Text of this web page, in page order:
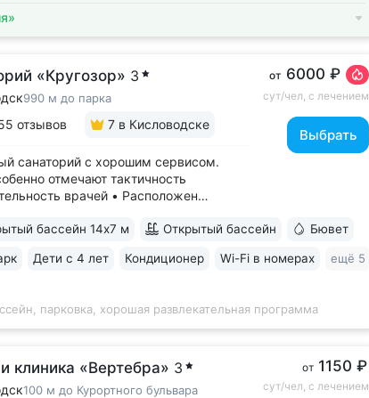
«Кругозор» 3
990 м до парка
отзывов 7 в Кисловодске
санаторий с хорошим сервисом.
отмечают тактичность
врачей • Расположен
старых курортных дач. 10–17
парк • Территория 3,2 га
от 6000 ₽
сут/чел, с лечением
Выбрать
бассейн 14х7 м Открытый бассейн Бювет
Дети с 4 лет Кондиционер Wi-Fi в номерах ещё 5
парковка, хорошая развлекательная программа
клиника «Вертебра» 3
100 м до Курортного бульвара
от 1150 ₽
сут/чел, с лечением